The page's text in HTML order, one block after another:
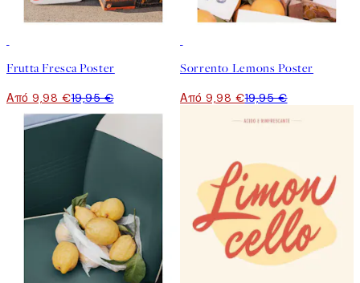
Frutta Fresca Poster
Από 9,98 €19,95 €
Sorrento Lemons Poster
Από 9,98 €19,95 €